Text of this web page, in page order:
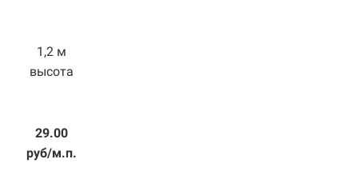
1,2 м
высота
29.00
руб/м.п.